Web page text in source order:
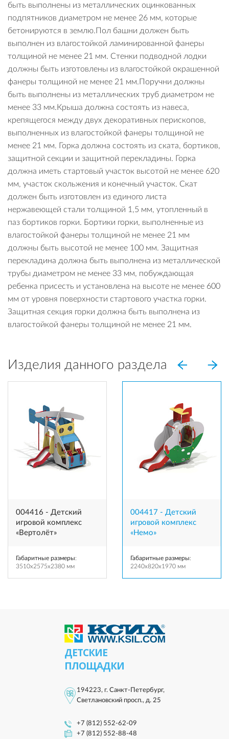
быть выполнены из металлических оцинкованных
подпятников диаметром не менее 26 мм, которые
бетонируются в землю.Пол башни должен быть
выполнен из влагостойкой ламинированной фанеры
толщиной не менее 21 мм. Стенки подводной лодки
должны быть изготовлены из влагостойкой окрашенной
фанеры толщиной не менее 21 мм.Поручни должны
быть выполнены из металлических труб диаметром не
менее 33 мм.Крыша должна состоять из навеса,
крепящегося между двух декоративных перископов,
выполненных из влагостойкой фанеры толщиной не
менее 21 мм. Горка должна состоять из ската, бортиков,
защитной секции и защитной перекладины. Горка
должна иметь стартовый участок высотой не менее 620
мм, участок скольжения и конечный участок. Скат
должен быть изготовлен из единого листа
нержавеющей стали толщиной 1,5 мм, утопленный в
паз бортиков горки. Бортики горки, выполненные из
влагостойкой фанеры толщиной не менее 21 мм
должны быть высотой не менее 100 мм. Защитная
перекладина должна быть выполнена из металлической
трубы диаметром не менее 33 мм, побуждающая
ребенка присесть и установлена на высоте не менее 600
мм от уровня поверхности стартового участка горки.
Защитная секция горки должна быть выполнена из
влагостойкой фанеры толщиной не менее 21 мм.
Изделия данного раздела
004416 - Детский
игровой комплекc
«Вертолёт»
Габаритные размеры:
3510x2575x2380 мм
004417 - Детский
игровой комплекс
«Немо»
Габаритные размеры:
2240x820x1970 мм
ДЕТСКИЕ
ПЛОЩАДКИ
194223, г. Санкт-Петербург,
Светлановский просп., д. 25
+7 (812) 552-62-09
+7 (812) 552-88-48